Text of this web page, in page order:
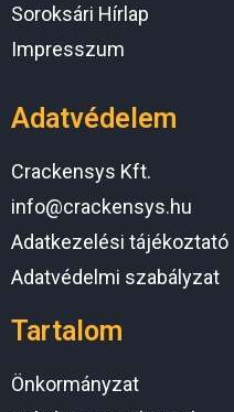
Soroksári Hírlap
Impresszum
Adatvédelem
Crackensys Kft.
info@crackensys.hu
Adatkezelési tájékoztató
Adatvédelmi szabályzat
Tartalom
Önkormányzat